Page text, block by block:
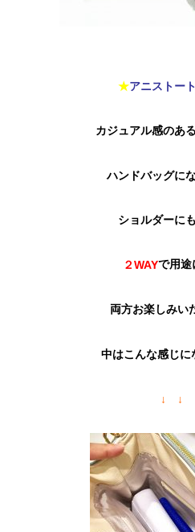
★アニストー
カジュアル感のあ
ハンドバッグに
ショルダーに
２WAYで用途
両方お楽しみい
中はこんな感じに
↓ ↓